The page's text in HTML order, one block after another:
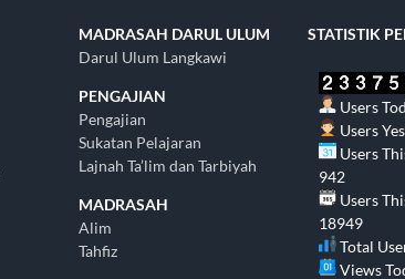
MADRASAH DARUL ULUM
Darul Ulum Langkawi
PENGAJIAN
Pengajian
Sukatan Pelajaran
Lajnah Ta’lim dan Tarbiyah
MADRASAH
Alim
Tahfiz
STATISTIK
Users
Users
Users
942
Users
18949
Total
Views